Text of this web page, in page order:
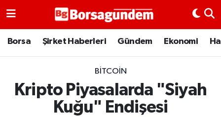
Borsa Şirket Haberleri Gündem Ekonomi
BITCOIN
Kripto Piyasalarda "Siyah
Kuğu" Endişesi
Borsa
Emtia